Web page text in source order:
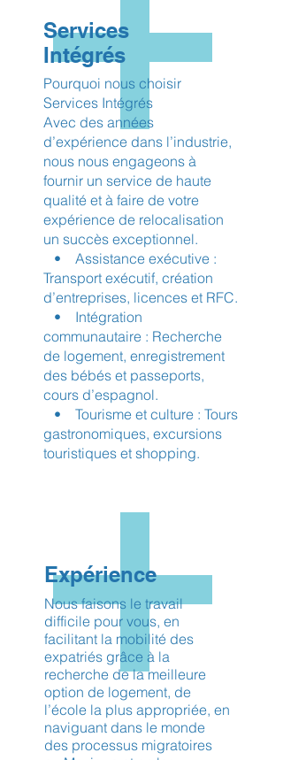
Services
Intégrés
Pourquoi nous choisir
Services Intégrés
Avec des années
d’expérience dans l’industrie,
nous nous engageons à
fournir un service de haute
qualité et à faire de votre
expérience de relocalisation
un succès exceptionnel.
• Assistance exécutive :
Transport exécutif, création
d’entreprises, licences et RFC.
• Intégration
communautaire : Recherche
de logement, enregistrement
des bébés et passeports,
cours d’espagnol.
• Tourisme et culture : Tours
gastronomiques, excursions
touristiques et shopping.
Expérience
Nous faisons le travail
difficile pour vous, en
facilitant la mobilité des
expatriés grâce à la
recherche de la meilleure
option de logement, de
l’école la plus appropriée, en
naviguant dans le monde
des processus migratoires